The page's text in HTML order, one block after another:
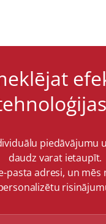
piedāvājumu
daudz varat ietaupīt.
pasta adresi, un